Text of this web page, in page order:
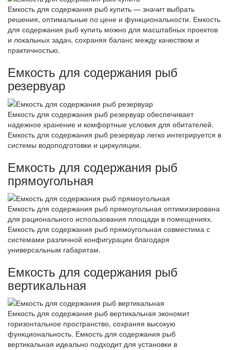
Емкость для содержания рыб купить — значит выбрать
решения, оптимальные по цене и функциональности. Емкость
для содержания рыб купить можно для масштабных проектов
и локальных задач, сохраняя баланс между качеством и
практичностью.
Емкость для содержания рыб
резервуар
Емкость для содержания рыб резервуар обеспечивает
надежное хранение и комфортные условия для обитателей.
Емкость для содержания рыб резервуар легко интегрируется в
системы водоподготовки и циркуляции.
Емкость для содержания рыб
прямоугольная
Емкость для содержания рыб прямоугольная оптимизирована
для рационального использования площади в помещениях.
Емкость для содержания рыб прямоугольная совместима с
системами различной конфигурации благодаря
универсальным габаритам.
Емкость для содержания рыб
вертикальная
Емкость для содержания рыб вертикальная экономит
горизонтальное пространство, сохраняя высокую
функциональность. Емкость для содержания рыб
вертикальная идеально подходит для установки в